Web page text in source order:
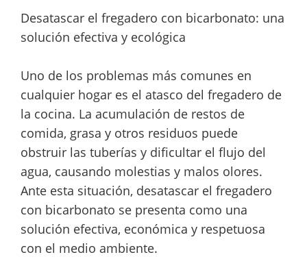
Desatascar el fregadero con bicarbonato: una
solución efectiva y ecológica
Uno de los problemas más comunes en
cualquier hogar es el atasco del fregadero de
la cocina. La acumulación de restos de
comida, grasa y otros residuos puede
obstruir las tuberías y dificultar el flujo del
agua, causando molestias y malos olores.
Ante esta situación, desatascar el fregadero
con bicarbonato se presenta como una
solución efectiva, económica y respetuosa
con el medio ambiente.